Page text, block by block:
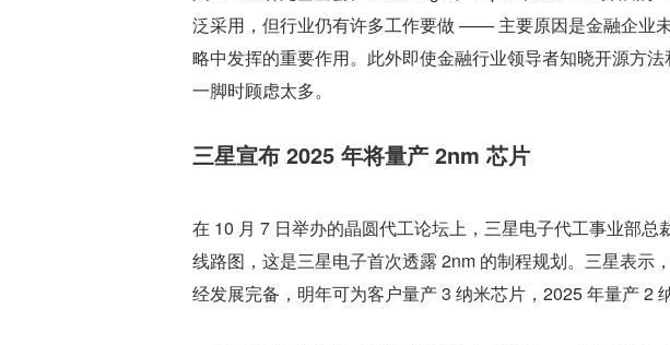
泛采用，但行业仍有许多工作要做 —— 主要原因是金融企业
略中发挥的重要作用。此外即使金融行业领导者知晓开源方
一脚时顾虑太多。
三星宣布 2025 年将量产 2nm 芯片
在 10 月 7 日举办的晶圆代工论坛上，三星电子代工事业部
线路图，这是三星电子首次透露 2nm 的制程规划。三星表示
经发展完备，明年可为客户量产 3 纳米芯片，2025 年量产 2